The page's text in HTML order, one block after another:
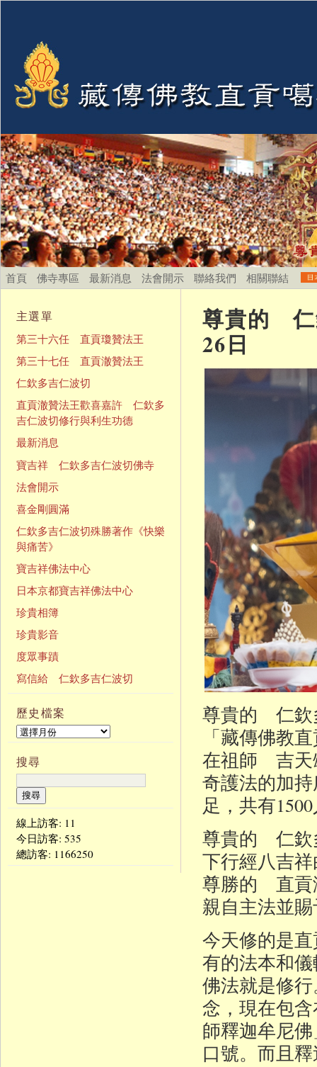
首頁 佛寺專區 最新消息 法會開示 聯絡我們 相關聯結
尊貴的 仁
26日
尊貴的 仁欽
「藏傳佛教
在祖師 吉天
奇護法的加
足，共有
尊貴的 仁欽
下行經八吉
尊勝的 直貢
親自主法並
今天修的是
有的法本和
佛法就是修
念，現在包
師釋迦牟尼
口號。而且
主選單
第三十六任 直貢瓊贊法王
第三十七任 直貢澈贊法王
仁欽多吉仁波切
直貢澈贊法王歡喜嘉許 仁欽多
吉仁波切修行與利生功德
最新消息
寶吉祥 仁欽多吉仁波切佛寺
法會開示
喜金剛圓滿
仁欽多吉仁波切殊勝著作《快樂
與痛苦》
寶吉祥佛法中心
日本京都寶吉祥佛法中心
珍貴相簿
珍貴影音
度眾事蹟
寫信給 仁欽多吉仁波切
歷史檔案
搜尋
線上訪客: 11
今日訪客: 535
總訪客: 1166250